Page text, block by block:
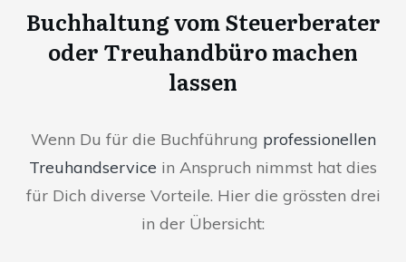
Buchhaltung vom Steuerberater
oder Treuhandbüro machen
lassen
Wenn Du für die Buchführung professionellen
Treuhandservice in Anspruch nimmst hat dies
für Dich diverse Vorteile. Hier die grössten drei
in der Übersicht: